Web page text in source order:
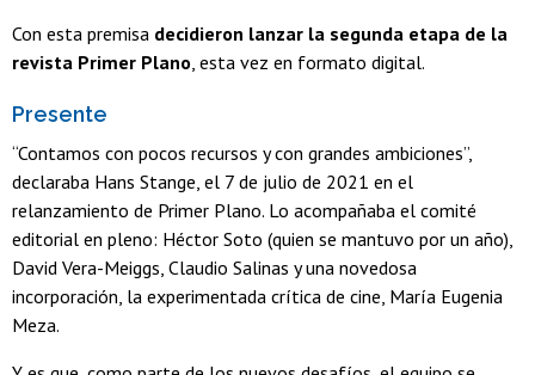
Con esta premisa decidieron lanzar la segunda etapa de la
revista Primer Plano, esta vez en formato digital.
Presente
“Contamos con pocos recursos y con grandes ambiciones”,
declaraba Hans Stange, el 7 de julio de 2021 en el
relanzamiento de Primer Plano. Lo acompañaba el comité
editorial en pleno: Héctor Soto (quien se mantuvo por un año),
David Vera-Meiggs, Claudio Salinas y una novedosa
incorporación, la experimentada crítica de cine, María Eugenia
Meza.